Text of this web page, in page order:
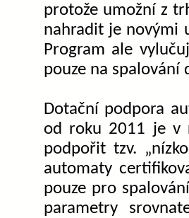
protože umožní z
nahradit je novými
Program ale
pouze na
Dotační podpora
od roku 2011 je v
podpořit tzv.
automaty
pouze pro
parametry